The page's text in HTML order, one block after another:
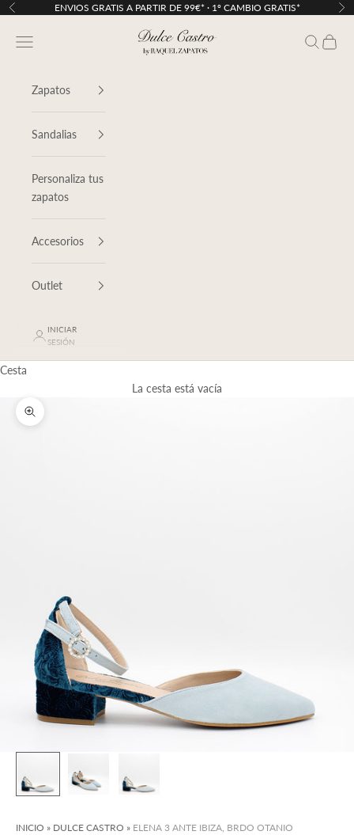
Ir al contenido
Anterior ENVIOS GRATIS A PARTIR DE 99€* · 1º CAMBIO GRATIS*
Dulce Castro
Menú Buscar
Cesta
Zapatos
Sandalias
Personaliza tus
zapatos
Accesorios
Outlet
INICIAR
SESIÓN
Cesta
La cesta está vacía
Zoom
INICIO » DULCE CASTRO » ELENA 3 ANTE IBIZA, BRDO OTANIO